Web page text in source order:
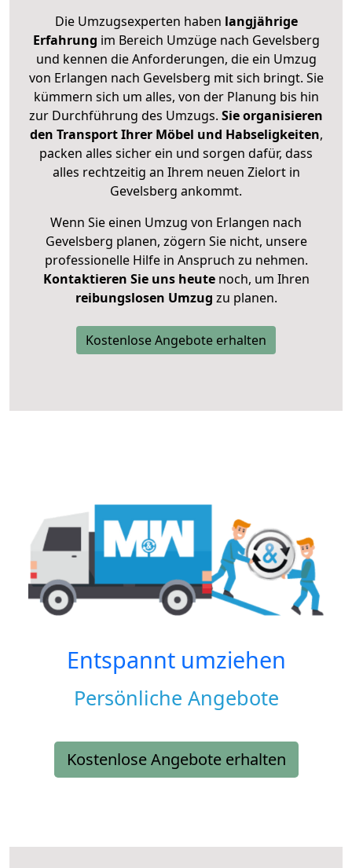
Die Umzugsexperten haben langjährige
Erfahrung im Bereich Umzüge nach Gevelsberg
und kennen die Anforderungen, die ein Umzug
von Erlangen nach Gevelsberg mit sich bringt. Sie
kümmern sich um alles, von der Planung bis hin
zur Durchführung des Umzugs. Sie organisieren
den Transport Ihrer Möbel und Habseligkeiten,
packen alles sicher ein und sorgen dafür, dass
alles rechtzeitig an Ihrem neuen Zielort in
Gevelsberg ankommt.
Wenn Sie einen Umzug von Erlangen nach
Gevelsberg planen, zögern Sie nicht, unsere
professionelle Hilfe in Anspruch zu nehmen.
Kontaktieren Sie uns heutenoch, um Ihren
reibungslosen Umzug zu planen.
Kostenlose Angebote erhalten
Entspannt umziehen
Persönliche Angebote
Kostenlose Angebote erhalten